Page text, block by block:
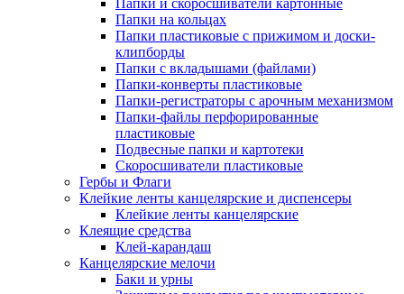
Папки и скоросшиватели картонные
Папки на кольцах
Папки пластиковые с прижимом и доски-
клипборды
Папки с вкладышами (файлами)
Папки-конверты пластиковые
Папки-регистраторы с арочным механизмом
Папки-файлы перфорированные
пластиковые
Подвесные папки и картотеки
Скоросшиватели пластиковые
Гербы и Флаги
Клейкие ленты канцелярские и диспенсеры
Клейкие ленты канцелярские
Клеящие средства
Клей-карандаш
Канцелярские мелочи
Баки и урны